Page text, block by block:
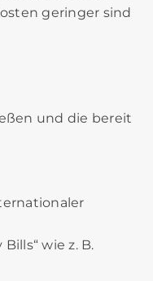
geringer sind
und die bereit
wie z. B.